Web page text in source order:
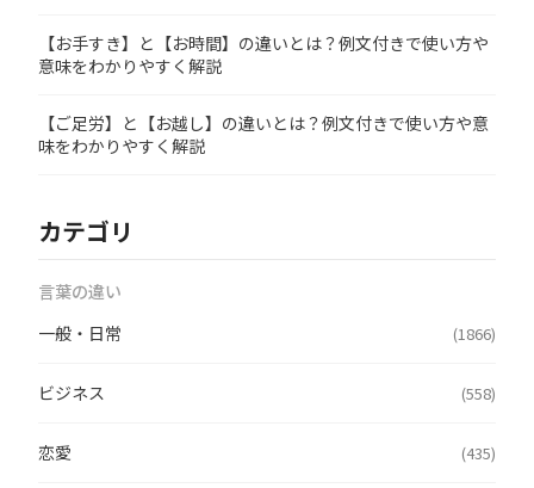
【お手すき】と【お時間】の違いとは？例文付きで使い方や
意味をわかりやすく解説
【ご足労】と【お越し】の違いとは？例文付きで使い方や意
味をわかりやすく解説
カテゴリ
言葉の違い
一般・日常
(1866)
ビジネス (558)
恋愛 (435)